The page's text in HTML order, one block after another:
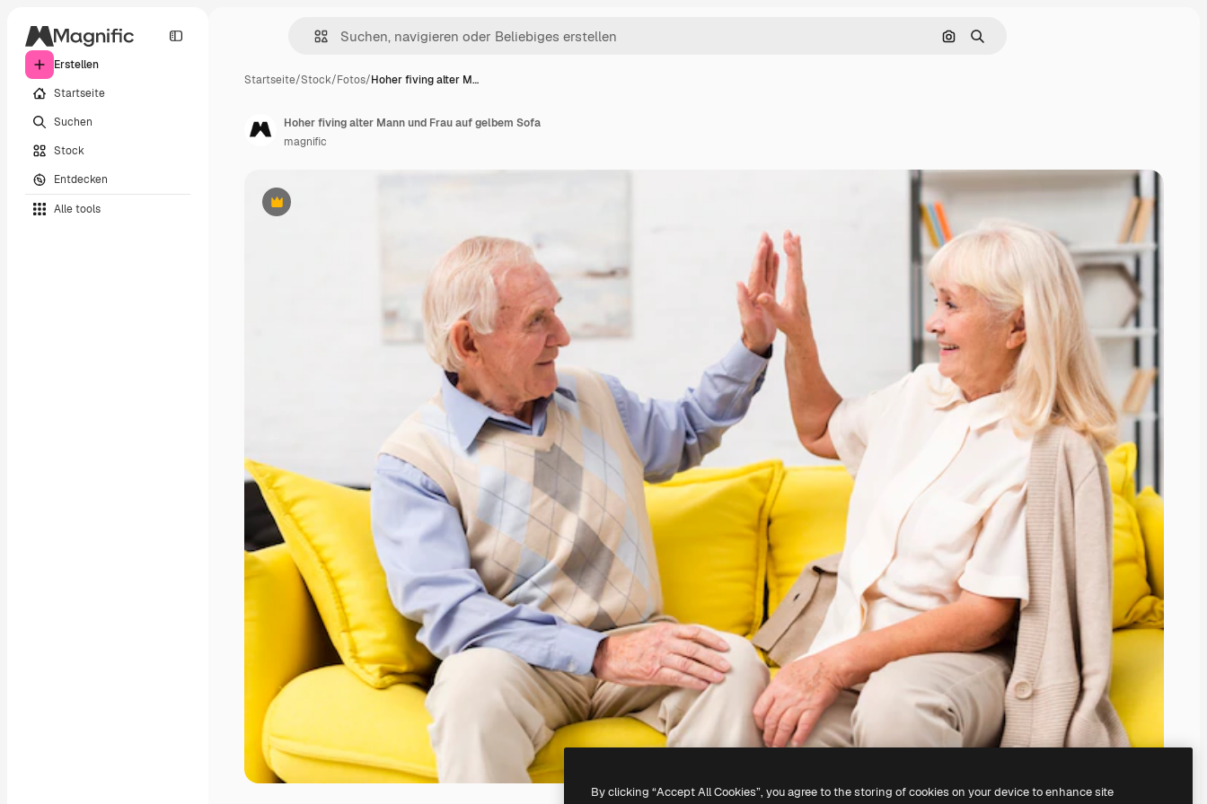
Erstellen
Startseite
Suchen
Stock
Entdecken
Alle tools
Nach Bild suchen
Suchen
Startseite/Stock/Fotos/Hoher fiving alter M…
Premium
Hoher fiving alter Mann und Frau auf gelbem Sofa
magnific
By clicking “Accept All Cookies”, you agree to the storing of cookies on your device to enhance site